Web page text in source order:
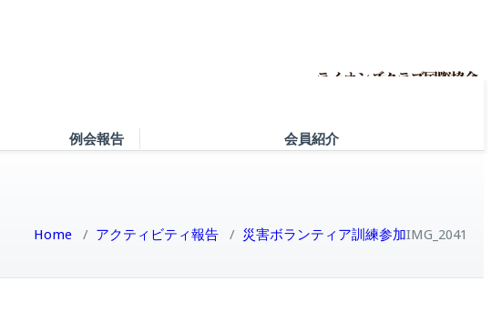
例会報告 会員紹介
Home / アクティビティ報告 / 災害ボランティア訓練参加IMG_2041